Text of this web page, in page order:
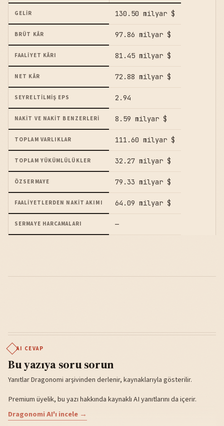
GELIR 130.50 milyar $
BRÜT KÂR 97.86 milyar $
FAALIYET KÂRI 81.45 milyar $
NET KÂR 72.88 milyar $
SEYRELTILMIŞ EPS 2.94
NAKIT VE NAKIT BENZERLERI 8.59 milyar $
TOPLAM VARLIKLAR 111.60 milyar $
TOPLAM YÜKÜMLÜLÜKLER 32.27 milyar $
ÖZSERMAYE 79.33 milyar $
FAALIYETLERDEN NAKIT AKIMI 64.09 milyar $
SERMAYE HARCAMALARI —
AI CEVAP
Bu yazıya soru sorun
Yanıtlar Dragonomi arşivinden derlenir, kaynaklarıyla gösterilir.
Premium üyelik, bu yazı hakkında kaynaklı AI yanıtlarını da içerir.
Dragonomi AI'ı incele →